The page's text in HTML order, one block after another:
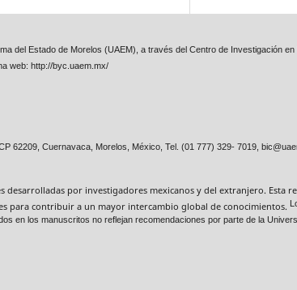
del Estado de Morelos (UAEM), a través del Centro de Investigación
web: http://byc.uaem.mx/
62209, Cuernavaca, Morelos, México, Tel. (01 777) 329- 7019,
por investigadores mexicanos y del extranjero. Esta
para contribuir a un mayor intercambio global de conocimientos.
en los manuscritos no reflejan recomendaciones por parte de la